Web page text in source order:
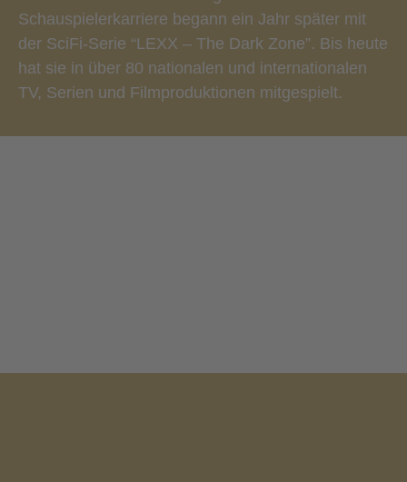
Schauspielerkarriere begann ein Jahr später mit
der SciFi-Serie “LEXX – The Dark Zone”. Bis heute
hat sie in über 80 nationalen und internationalen
TV, Serien und Filmproduktionen mitgespielt.